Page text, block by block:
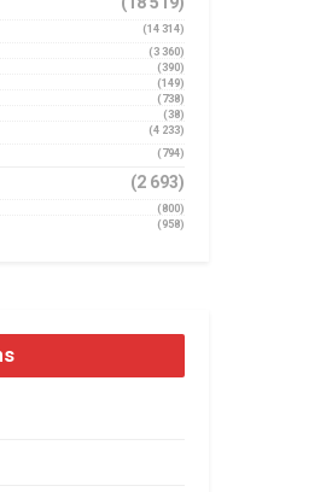
(14 314)
(3 360)
(390)
(149)
(738)
(38)
(4 233)
(794)
(2 693)
(800)
(958)